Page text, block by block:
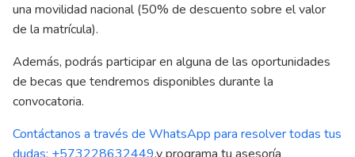
una movilidad nacional (50% de descuento sobre el valor
de la matrícula).
Además, podrás participar en alguna de las oportunidades
de becas que tendremos disponibles durante la
convocatoria.
Contáctanos a través de WhatsApp para resolver todas tus